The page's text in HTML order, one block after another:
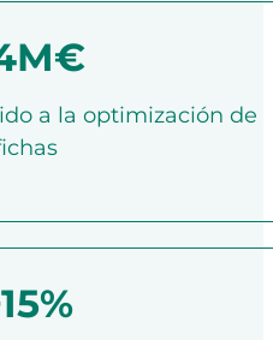
a la optimización de